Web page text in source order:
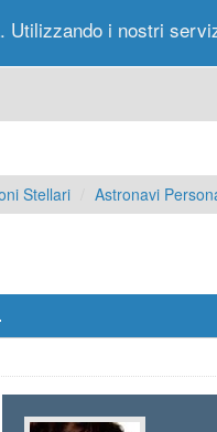
Portale
Stellari Astronavi
i nostri